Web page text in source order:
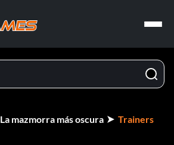
La mazmorra más oscura Trainers